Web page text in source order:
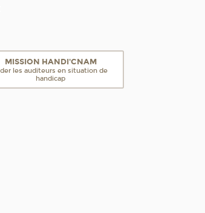
MISSION HANDI'CNAM
les auditeurs en situation de
handicap